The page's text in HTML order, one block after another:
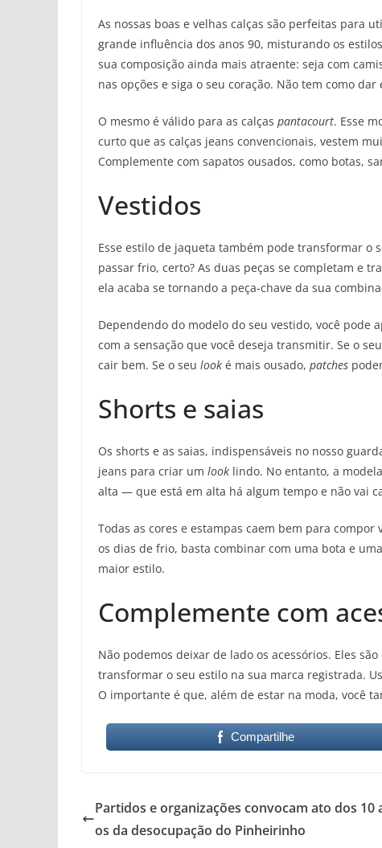
As nossas boas e velhas calças são perfeitas para
grande influência dos anos 90, misturando os estilos
sua composição ainda mais atraente: seja com
nas opções e siga o seu coração. Não tem como dar
O mesmo é válido para as calças pantacourt. Esse
curto que as calças jeans convencionais, vestem
Complemente com sapatos ousados, como botas,
Vestidos
Esse estilo de jaqueta também pode transformar o
passar frio, certo? As duas peças se completam e
ela acaba se tornando a peça-chave da sua
Dependendo do modelo do seu vestido, você
com a sensação que você deseja transmitir. Se o
cair bem. Se o seu look é mais ousado, patches
Shorts e saias
Os shorts e as saias, indispensáveis no nosso
jeans para criar um look lindo. No entanto, a
alta — que está em alta há algum tempo e não vai
Todas as cores e estampas caem bem para
os dias de frio, basta combinar com uma bota e
maior estilo.
Complemente com
Não podemos deixar de lado os acessórios. Eles
transformar o seu estilo na sua marca registrada.
O importante é que, além de estar na moda, você
Compartilhe
Partidos e organizações convocam ato dos 10
os da desocupação do Pinheirinho